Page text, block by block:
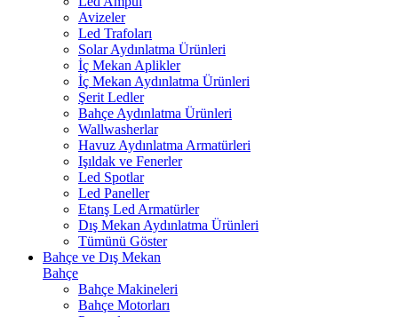
Avizeler
Led Trafoları
Solar Aydınlatma Ürünleri
İç Mekan Aplikler
İç Mekan Aydınlatma Ürünleri
Şerit Ledler
Bahçe Aydınlatma Ürünleri
Wallwasherlar
Havuz Aydınlatma Armatürleri
Işıldak ve Fenerler
Led Spotlar
Led Paneller
Etanş Led Armatürler
Dış Mekan Aydınlatma Ürünleri
Tümünü Göster
Bahçe ve Dış Mekan
Bahçe
Bahçe Makineleri
Bahçe Motorları